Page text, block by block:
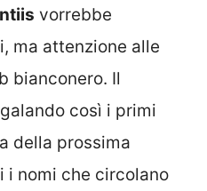
vorrebbe
ma attenzione alle
bianconero. Il
così i primi
della prossima
i nomi che circolano